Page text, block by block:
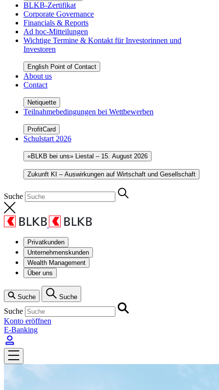
BLKB-Zertifikat
Corporate Governance
Financials & Reports
Ad hoc-Mitteilungen
Wichtige Termine & Kontakt für Investorinnen und
Investoren
English Point of Contact
About us
Contact
Netiquette
Teilnahmebedingungen bei Wettbewerben
ProfitCard
Schulstart 2026
«BLKB bei uns» Liestal – 15. August 2026
Zukunft KI – Auswirkungen auf Wirtschaft und Gesellschaft
Suche
Privatkunden
Unternehmenskunden
Wealth Management
Über uns
Suche Suche
Suche
Konto eröffnen
E-Banking